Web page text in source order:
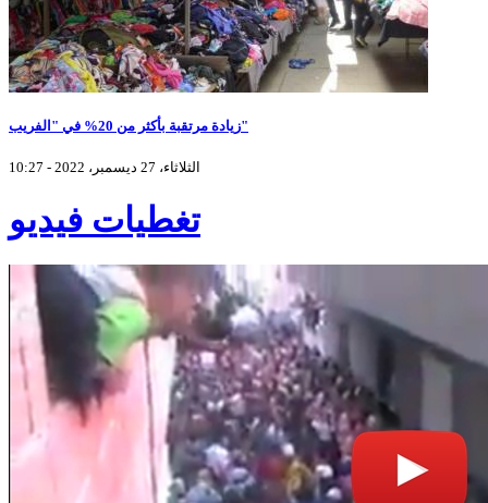
زيادة مرتقبة بأكثر من 20% في "الفريب"
الثلاثاء، 27 ديسمبر، 2022 - 10:27
تغطيات فيديو